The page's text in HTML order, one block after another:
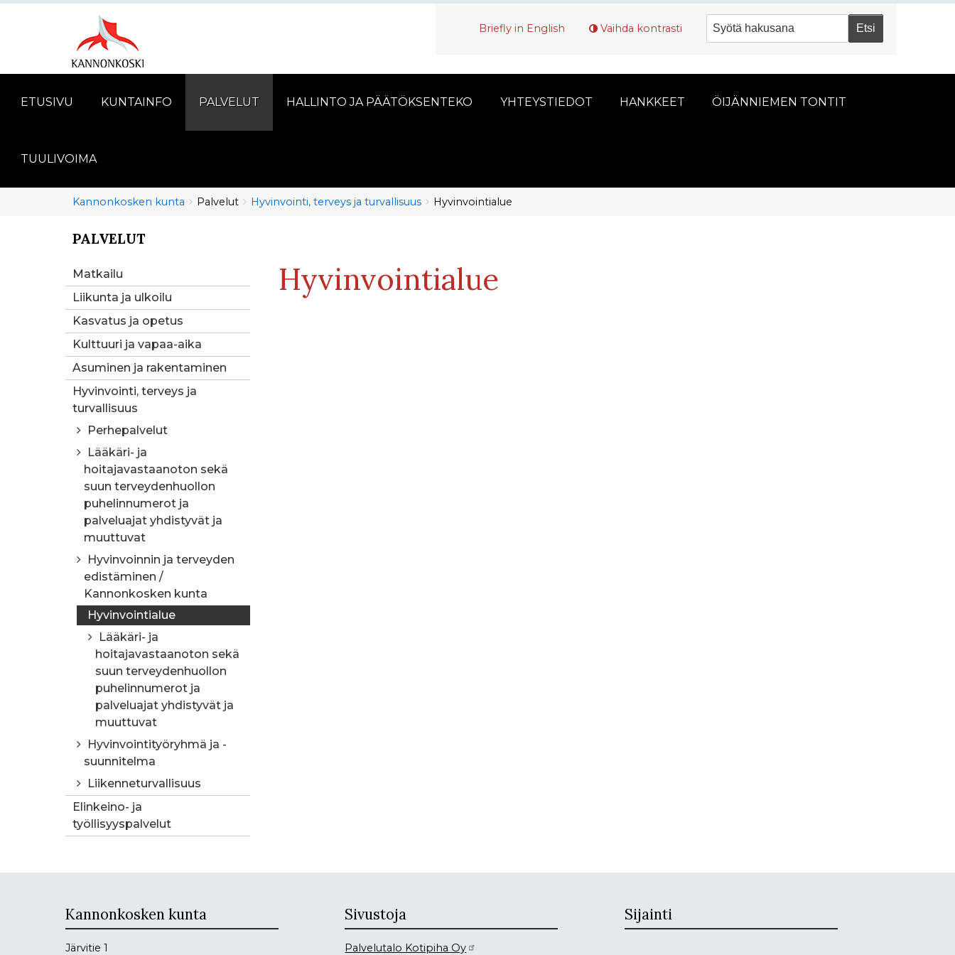
Briefly in English Vaihda kontrasti
ETUSIVU KUNTAINFO PALVELUT HALLINTO JA PÄÄTÖKSENTEKO YHTEYSTIEDOT HANKKEET ÖIJÄNNIEMEN TONTIT
TUULIVOIMA
Murupolku
You
here:
Kannonkosken kunta Palvelut Hyvinvointi, terveys ja turvallisuus Hyvinvointialue
You
here:
PALVELUT
Matkailu
Liikunta ja ulkoilu
Kasvatus ja opetus
Kulttuuri ja vapaa-aika
Asuminen ja rakentaminen
Hyvinvointi, terveys ja
turvallisuus
Perhepalvelut
Lääkäri- ja
hoitajavastaanoton sekä
suun terveydenhuollon
puhelinnumerot ja
palveluajat yhdistyvät ja
muuttuvat
Hyvinvoinnin ja terveyden
edistäminen /
Kannonkosken kunta
Hyvinvointialue
Lääkäri- ja
hoitajavastaanoton sekä
suun terveydenhuollon
puhelinnumerot ja
palveluajat yhdistyvät ja
muuttuvat
Hyvinvointityöryhmä ja -
suunnitelma
Liikenneturvallisuus
Elinkeino- ja
työllisyyspalvelut
Hyvinvointialue
Kannonkosken kunta
Järvitie 1
Sivustoja
Palvelutalo Kotipiha Oy
Sijainti